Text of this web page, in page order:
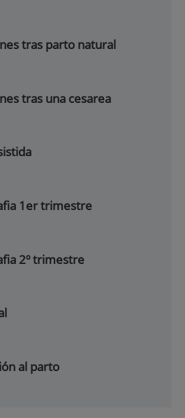
tras parto natural
tras una cesarea
1er trimestre
2º trimestre
al parto